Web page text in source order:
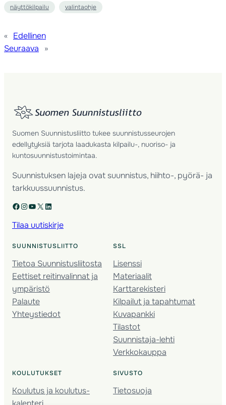
näyttökilpailu valintaohje
« Edellinen
Seuraava
»
Suomen Suunnistusliitto tukee suunnistusseurojen
edellytyksiä tarjota laadukasta kilpailu-, nuoriso- ja
kuntosuunnistustoimintaa.
Suunnistuksen lajeja ovat suunnistus, hiihto-, pyörä- ja
tarkkuussuunnistus.
Facebook Instagram YouTube X LinkedIn
Tilaa uutiskirje
SUUNNISTUSLIITTO
Tietoa Suunnistusliitosta
Eettiset reitinvalinnat ja
ympäristö
Palaute
Yhteystiedot
SSL
Lisenssi
Materiaalit
Karttarekisteri
Kilpailut ja tapahtumat
Kuvapankki
Tilastot
Suunnistaja-lehti
Verkkokauppa
KOULUTUKSET
Koulutus ja koulutus­
SIVUSTO
Tietosuoja